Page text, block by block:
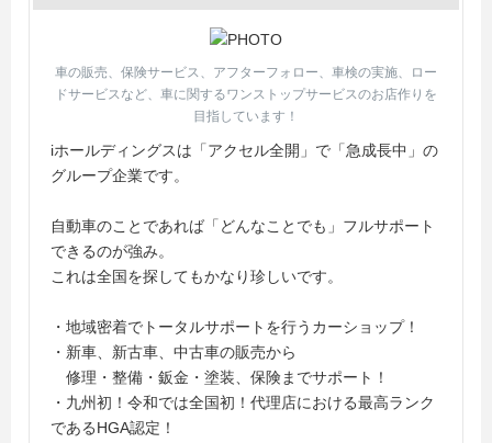
車の販売、保険サービス、アフターフォロー、車検の実施、ロー
ドサービスなど、車に関するワンストップサービスのお店作りを
目指しています！
iホールディングスは「アクセル全開」で「急成長中」の
グループ企業です。
自動車のことであれば「どんなことでも」フルサポート
できるのが強み。
これは全国を探してもかなり珍しいです。
・地域密着でトータルサポートを行うカーショップ！
・新車、新古車、中古車の販売から
修理・整備・鈑金・塗装、保険までサポート！
・九州初！令和では全国初！代理店における最高ランク
であるHGA認定！